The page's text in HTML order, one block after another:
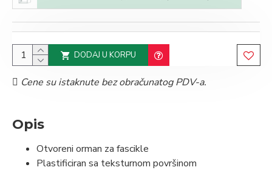
DODAJ U KORPU
Cene su istaknute bez obračunatog PDV-a.
Opis
Otvoreni orman za fascikle
Plastificiran sa teksturnom površinom